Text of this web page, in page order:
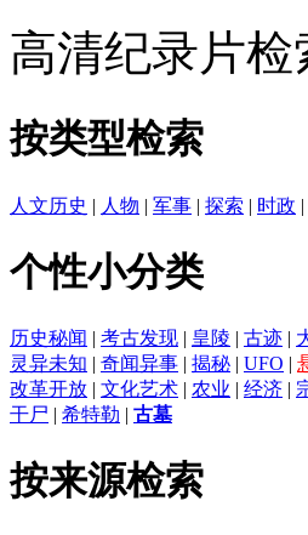
高清纪录片检
按类型检索
人文历史 | 人物 | 军事 | 探索 | 时政 |
个性小分类
历史秘闻 | 考古发现 | 皇陵 | 古迹 |
灵异未知 | 奇闻异事 | 揭秘 | UFO |
改革开放 | 文化艺术 | 农业 | 经济 |
干尸 | 希特勒 | 古墓
按来源检索